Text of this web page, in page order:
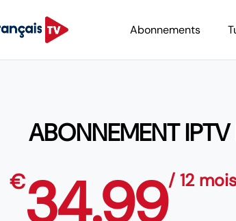
Abonnements
ABONNEMENT
€34.99/ 12